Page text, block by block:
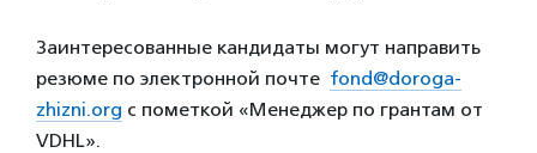
Заинтересованные кандидаты могут направить
резюме по электронной почте fond@doroga-
zhizni.org с пометкой «Менеджер по грантам от
VDHL».